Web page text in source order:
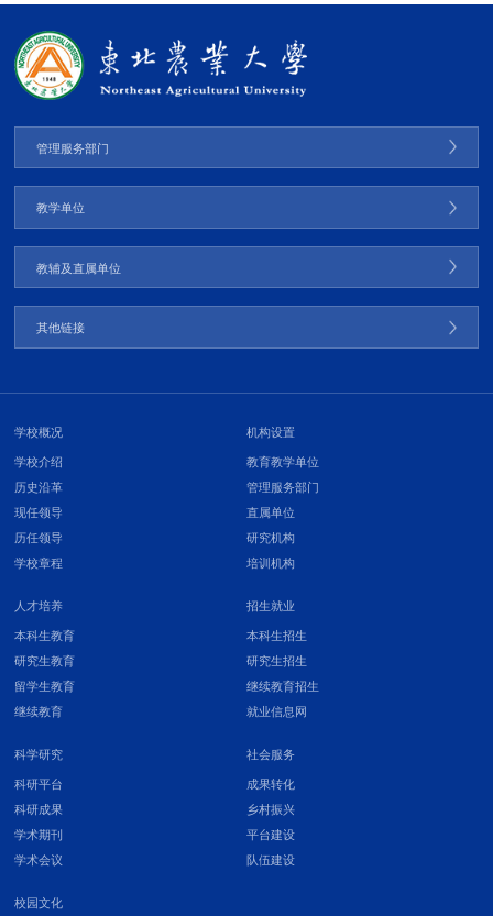
管理服务部门
教学单位
教辅及直属单位
其他链接
学校概况
学校介绍
历史沿革
现任领导
历任领导
学校章程
机构设置
教育教学单位
管理服务部门
直属单位
研究机构
培训机构
人才培养
本科生教育
研究生教育
留学生教育
继续教育
招生就业
本科生招生
研究生招生
继续教育招生
就业信息网
科学研究
科研平台
科研成果
学术期刊
学术会议
社会服务
成果转化
乡村振兴
平台建设
队伍建设
校园文化